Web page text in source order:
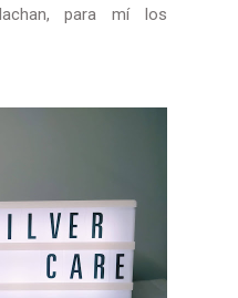
para mí los